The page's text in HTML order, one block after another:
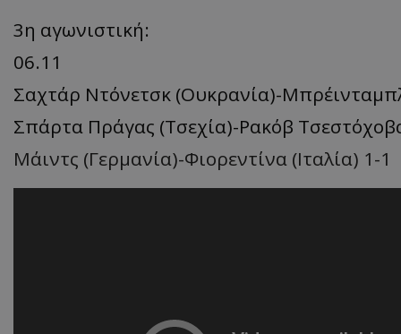
3η αγωνιστική:
06.11
Σαχτάρ Ντόνετσκ (Ουκρανία)-
Σπάρτα Πράγας (Τσεχία)-Ρακόβ
Μάιντς (Γερμανία)-Φιορεντίνα (Ιταλία) 1-1